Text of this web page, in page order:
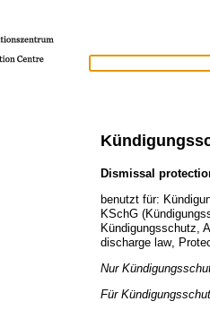
Dismissal
benutzt für:
KSchG
Kündigungsschutz
discharge law,
Nur
Für